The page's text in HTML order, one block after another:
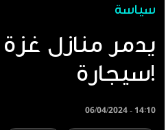
سياسة
يدمر منازل
سيجارة!
06/04/2024 - 14:10